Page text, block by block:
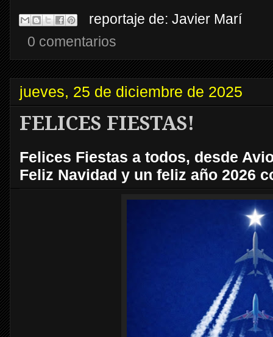
reportaje de: Javier Marí
0 comentarios
jueves, 25 de diciembre de 2025
FELICES FIESTAS!
Felices Fiestas a todos, desde
Feliz Navidad y un feliz año 2026